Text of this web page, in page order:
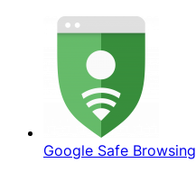
Google Safe Browsing